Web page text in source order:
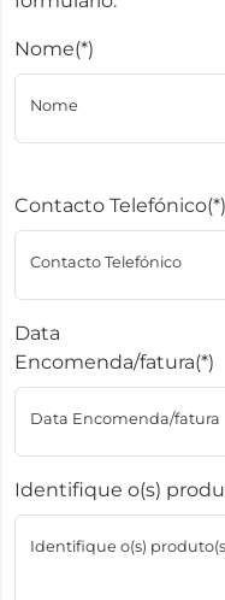
Nome(*)
Nome
Contacto Telefónico(*)
Contacto Telefónico
Data
Encomenda/fatura(*)
Data Encomenda/fatura
Identifique o(s)
Identifique o(s)